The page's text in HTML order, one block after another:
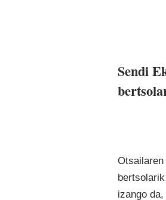
Sendi
izango